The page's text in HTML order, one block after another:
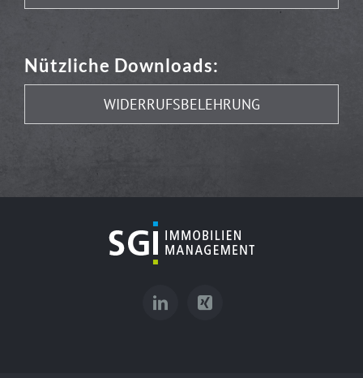
Nützliche Downloads:
WIDERRUFSBELEHRUNG